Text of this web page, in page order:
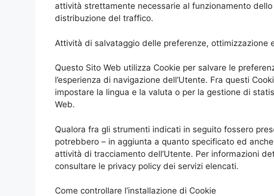
attività strettamente necessarie al funzionamento
distribuzione del traffico.
Attività di salvataggio delle preferenze, ottimizzazione
Questo Sito Web utilizza Cookie per salvare le
l’esperienza di navigazione dell’Utente. Fra questi
impostare la lingua e la valuta o per la gestione di
Web.
Qualora fra gli strumenti indicati in seguito fossero
potrebbero – in aggiunta a quanto specificato ed
attività di tracciamento dell’Utente. Per informazioni
consultare le privacy policy dei servizi elencati.
Come controllare l’installazione di Cookie